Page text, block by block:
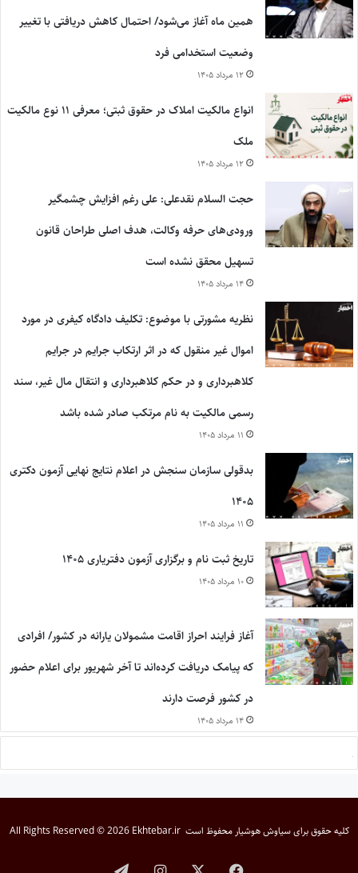
همین ماه آغاز می‌شود/ احتمال کاهش دریافتی با تغییر
وضعیت استخدامی فرد
۱۲ مرداد ۱۴۰۵
انواع مالکیت املاک در حقوق ثبتی؛ معرفی ۱۱ نوع مالکیت
ملک
۱۲ مرداد ۱۴۰۵
حجت السلام نقدعلی: علی رغم افزایش چشمگیر
ورودی‌های حرفه وکالت، هدف اصلی طراحان قانون
تسهیل محقق نشده است
۱۴ مرداد ۱۴۰۵
نظریه مشورتی با موضوع: تکلیف دادگاه کیفری در مورد
اموال غیر منقول که در اثر ارتکاب جرایم در جرایم
کلاهبرداری و در حکم کلاهبرداری و انتقال مال غیر، سند
رسمی مالکیت به نام مرتکب صادر شده باشد
۱۱ مرداد ۱۴۰۵
بدقولی سازمان سنجش در اعلام نتایج نهایی آزمون دکتری
۱۴۰۵
۱۱ مرداد ۱۴۰۵
تاریخ ثبت نام و برگزاری آزمون دفتریاری ۱۴۰۵
۱۰ مرداد ۱۴۰۵
آغاز فرایند احراز اقامت مشمولان یارانه در کشور/ افرادی
که پیامک دریافت کرده‌اند تا آخر شهریور برای اعلام حضور
در کشور فرصت دارند
۱۴ مرداد ۱۴۰۵
کلیه حقوق برایسیاوش هوشیار محفوظ است All Rights Reserved © 2026 Ekhtebar.ir